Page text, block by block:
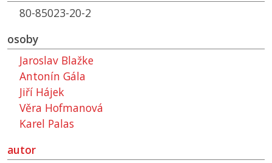
80-85023-20-2
osoby
Jaroslav Blažke
Antonín Gála
Jiří Hájek
Věra Hofmanová
Karel Palas
autor